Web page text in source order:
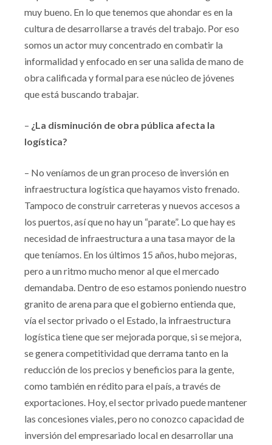
muy bueno. En lo que tenemos que ahondar es en la
cultura de desarrollarse a través del trabajo. Por eso
somos un actor muy concentrado en combatir la
informalidad y enfocado en ser una salida de mano de
obra calificada y formal para ese núcleo de jóvenes
que está buscando trabajar.
– ¿La disminución de obra pública afecta la
logística?
– No veníamos de un gran proceso de inversión en
infraestructura logística que hayamos visto frenado.
Tampoco de construir carreteras y nuevos accesos a
los puertos, así que no hay un “parate”. Lo que hay es
necesidad de infraestructura a una tasa mayor de la
que teníamos. En los últimos 15 años, hubo mejoras,
pero a un ritmo mucho menor al que el mercado
demandaba. Dentro de eso estamos poniendo nuestro
granito de arena para que el gobierno entienda que,
vía el sector privado o el Estado, la infraestructura
logística tiene que ser mejorada porque, si se mejora,
se genera competitividad que derrama tanto en la
reducción de los precios y beneficios para la gente,
como también en rédito para el país, a través de
exportaciones. Hoy, el sector privado puede mantener
las concesiones viales, pero no conozco capacidad de
inversión del empresariado local en desarrollar una